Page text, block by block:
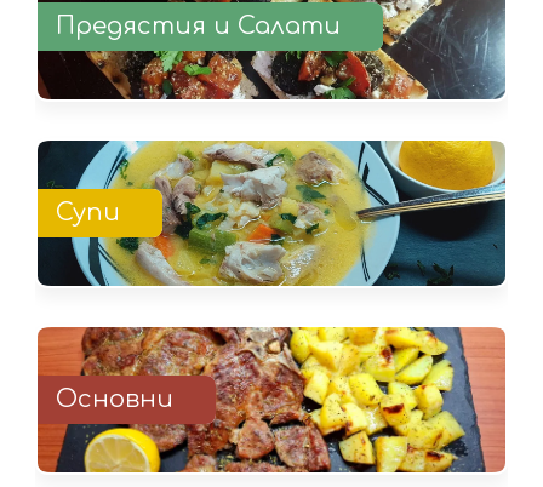
Предястия и Салати
Супи
Основни